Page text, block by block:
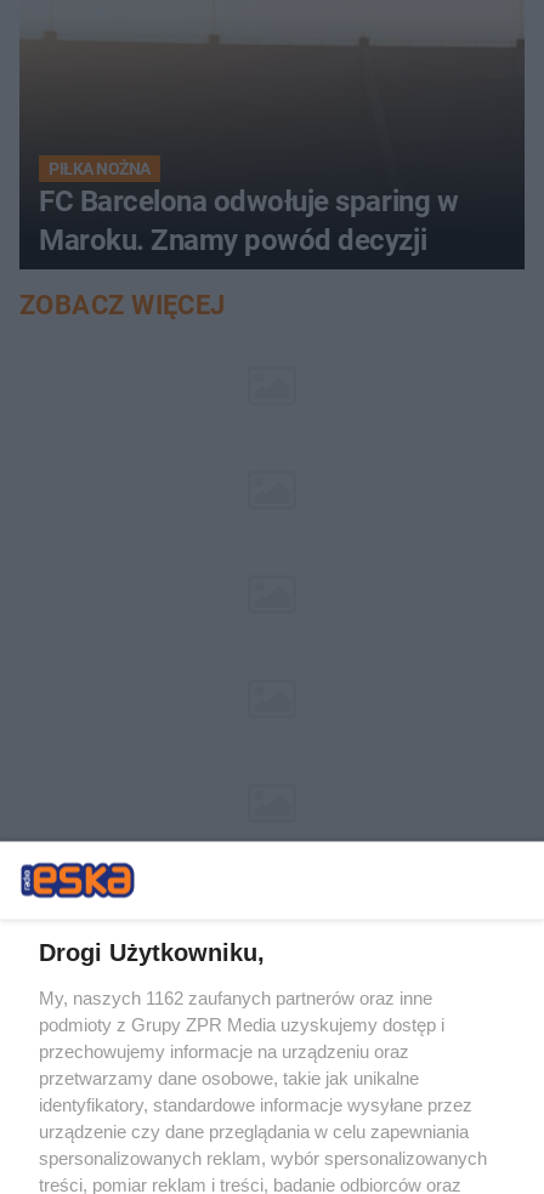
PIŁKA NOŻNA
FC Barcelona odwołuje sparing w
Maroku. Znamy powód decyzji
ZOBACZ WIĘCEJ
Żaden utwór zamieszczony w serwisie nie może być powielany i
rozpowszechniany lub dalej rozpowszechniany w jakikolwiek sposób (w
tym także elektroniczny lub mechaniczny) na jakimkolwiek polu
eksploatacji w jakiejkolwiek formie, włącznie z umieszczaniem w
Internecie bez pisemnej zgody właściciela praw. Jakiekolwiek użycie lub
wykorzystanie utworów w całości lub w części z naruszeniem prawa,
tzn. bez właściwej zgody, jest zabronione pod groźbą kary i może być
ścigane prawnie.
Drogi Użytkowniku,
My, naszych 1162 zaufanych partnerów oraz inne
podmioty z Grupy ZPR Media uzyskujemy dostęp i
przechowujemy informacje na urządzeniu oraz
przetwarzamy dane osobowe, takie jak unikalne
identyfikatory, standardowe informacje wysyłane przez
urządzenie czy dane przeglądania w celu zapewniania
spersonalizowanych reklam, wybór spersonalizowanych
treści, pomiar reklam i treści, badanie odbiorców oraz